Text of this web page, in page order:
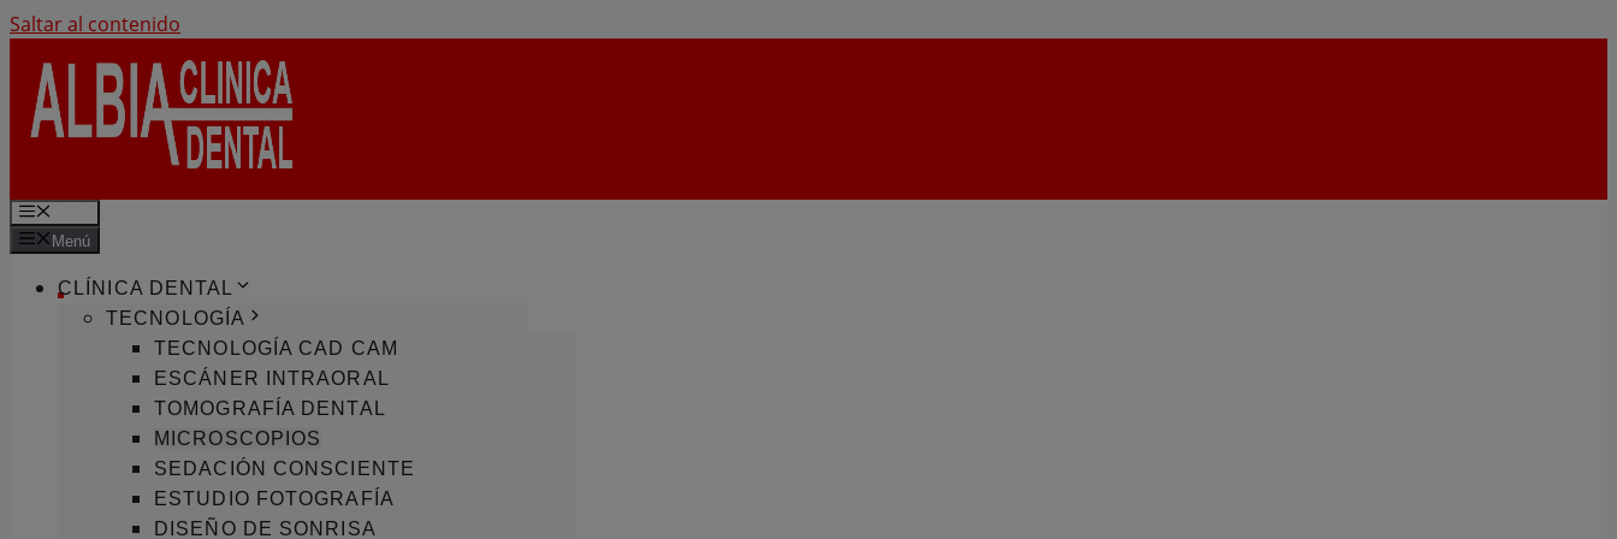
Saltar al contenido
Menú
CLÍNICA DENTAL
TECNOLOGÍA
TECNOLOGÍA CAD CAM
ESCÁNER INTRAORAL
TOMOGRAFÍA DENTAL
MICROSCOPIOS
SEDACIÓN CONSCIENTE
ESTUDIO FOTOGRAFÍA
DISEÑO DE SONRISA